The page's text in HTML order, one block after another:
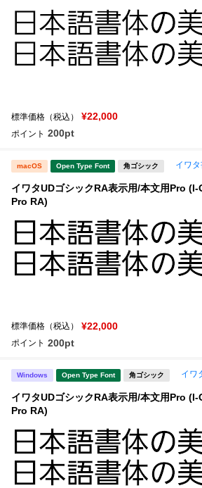
標準価格（税込） ¥22,000
ポイント 200pt
macOS Open Type Font 角ゴシック イワ
イワタUDゴシックRA表示用/本文用Pro
Pro RA)
標準価格（税込） ¥22,000
ポイント 200pt
Windows Open Type Font 角ゴシック イワ
イワタUDゴシックRA表示用/本文用Pro
Pro RA)